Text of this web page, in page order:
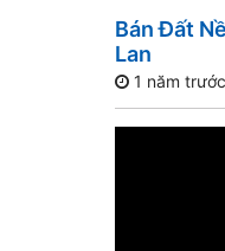
Bán Đất
Lan
1 năm trước